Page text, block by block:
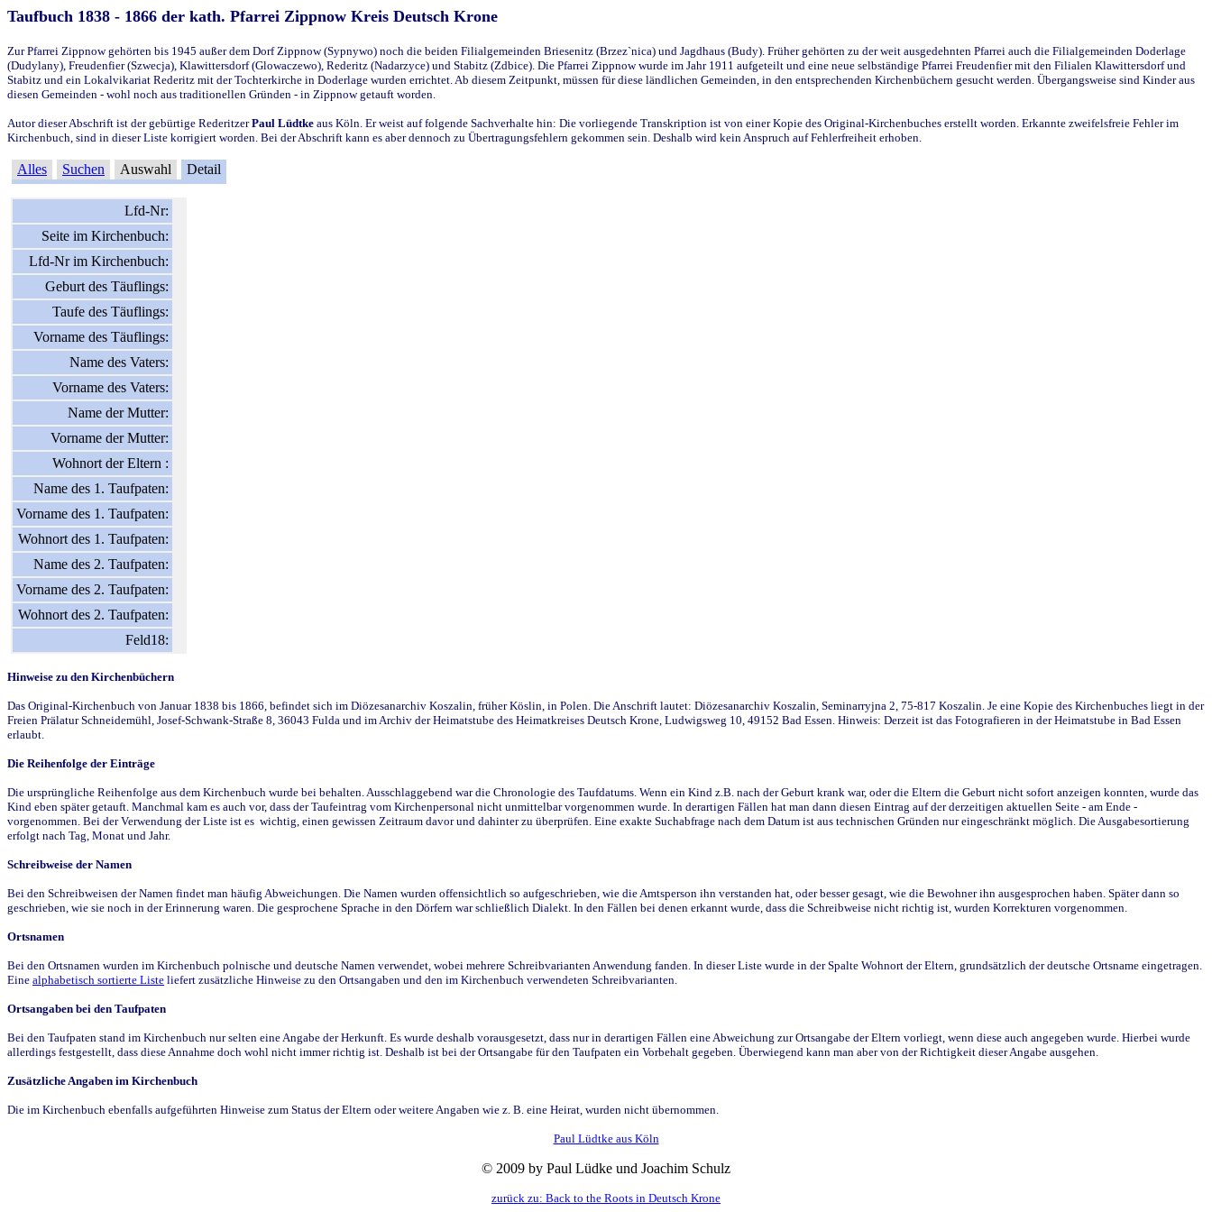
Taufbuch 1838 - 1866 der kath. Pfarrei Zippnow Kreis Deutsch Krone
Zur Pfarrei Zippnow gehörten bis 1945 außer dem Dorf Zippnow (Sypnywo) noch die beiden Filialgemeinden Briesenitz (Brzez`nica) und Jagdhaus (Budy). Früher gehörten zu der weit ausgedehnten Pfarrei auch die Filialgemeinden Doderlage
(Dudylany), Freudenfier (Szwecja), Klawittersdorf (Glowaczewo), Rederitz (Nadarzyce) und Stabitz (Zdbice). Die Pfarrei Zippnow wurde im Jahr 1911 aufgeteilt und eine neue selbständige Pfarrei Freudenfier mit den Filialen Klawittersdorf und
Stabitz und ein Lokalvikariat Rederitz mit der Tochterkirche in Doderlage wurden errichtet. Ab diesem Zeitpunkt, müssen für diese ländlichen Gemeinden, in den entsprechenden Kirchenbüchern gesucht werden. Übergangsweise sind Kinder aus
diesen Gemeinden - wohl noch aus traditionellen Gründen - in Zippnow getauft worden.
Autor dieser Abschrift ist der gebürtige RederitzerPaul Lüdtke aus Köln. Er weist auf folgende Sachverhalte hin: Die vorliegende Transkription ist von einer Kopie des Original-Kirchenbuches erstellt worden. Erkannte zweifelsfreie Fehler im
Kirchenbuch, sind in dieser Liste korrigiert worden. Bei der Abschrift kann es aber dennoch zu Übertragungsfehlern gekommen sein. Deshalb wird kein Anspruch auf Fehlerfreiheit erhoben.
Alles Suchen Auswahl Detail
Lfd-Nr:
Seite im Kirchenbuch:
Lfd-Nr im Kirchenbuch:
Geburt des Täuflings:
Taufe des Täuflings:
Vorname des Täuflings:
Name des Vaters:
Vorname des Vaters:
Name der Mutter:
Vorname der Mutter:
Wohnort der Eltern :
Name des 1. Taufpaten:
Vorname des 1. Taufpaten:
Wohnort des 1. Taufpaten:
Name des 2. Taufpaten:
Vorname des 2. Taufpaten:
Wohnort des 2. Taufpaten:
Feld18:
Hinweise zu den Kirchenbüchern
Das Original-Kirchenbuch von Januar 1838 bis 1866, befindet sich im Diözesanarchiv Koszalin, früher Köslin, in Polen. Die Anschrift lautet: Diözesanarchiv Koszalin, Seminarryjna 2, 75-817 Koszalin. Je eine Kopie des Kirchenbuches liegt in der
Freien Prälatur Schneidemühl, Josef-Schwank-Straße 8, 36043 Fulda und im Archiv der Heimatstube des Heimatkreises Deutsch Krone, Ludwigsweg 10, 49152 Bad Essen. Hinweis: Derzeit ist das Fotografieren in der Heimatstube in Bad Essen
erlaubt.
Die Reihenfolge der Einträge
Die ursprüngliche Reihenfolge aus dem Kirchenbuch wurde bei behalten. Ausschlaggebend war die Chronologie des Taufdatums. Wenn ein Kind z.B. nach der Geburt krank war, oder die Eltern die Geburt nicht sofort anzeigen konnten, wurde das
Kind eben später getauft. Manchmal kam es auch vor, dass der Taufeintrag vom Kirchenpersonal nicht unmittelbar vorgenommen wurde. In derartigen Fällen hat man dann diesen Eintrag auf der derzeitigen aktuellen Seite - am Ende -
vorgenommen. Bei der Verwendung der Liste ist es wichtig, einen gewissen Zeitraum davor und dahinter zu überprüfen. Eine exakte Suchabfrage nach dem Datum ist aus technischen Gründen nur eingeschränkt möglich. Die Ausgabesortierung
erfolgt nach Tag, Monat und Jahr.
Schreibweise der Namen
Bei den Schreibweisen der Namen findet man häufig Abweichungen. Die Namen wurden offensichtlich so aufgeschrieben, wie die Amtsperson ihn verstanden hat, oder besser gesagt, wie die Bewohner ihn ausgesprochen haben. Später dann so
geschrieben, wie sie noch in der Erinnerung waren. Die gesprochene Sprache in den Dörfern war schließlich Dialekt. In den Fällen bei denen erkannt wurde, dass die Schreibweise nicht richtig ist, wurden Korrekturen vorgenommen.
Ortsnamen
Bei den Ortsnamen wurden im Kirchenbuch polnische und deutsche Namen verwendet, wobei mehrere Schreibvarianten Anwendung fanden. In dieser Liste wurde in der Spalte Wohnort der Eltern, grundsätzlich der deutsche Ortsname eingetragen.
Eine alphabetisch sortierte Liste liefert zusätzliche Hinweise zu den Ortsangaben und den im Kirchenbuch verwendeten Schreibvarianten.
Ortsangaben bei den Taufpaten
Bei den Taufpaten stand im Kirchenbuch nur selten eine Angabe der Herkunft. Es wurde deshalb vorausgesetzt, dass nur in derartigen Fällen eine Abweichung zur Ortsangabe der Eltern vorliegt, wenn diese auch angegeben wurde. Hierbei wurde
allerdings festgestellt, dass diese Annahme doch wohl nicht immer richtig ist. Deshalb ist bei der Ortsangabe für den Taufpaten ein Vorbehalt gegeben. Überwiegend kann man aber von der Richtigkeit dieser Angabe ausgehen.
Zusätzliche Angaben im Kirchenbuch
Die im Kirchenbuch ebenfalls aufgeführten Hinweise zum Status der Eltern oder weitere Angaben wie z. B. eine Heirat, wurden nicht übernommen.
Paul Lüdtke aus Köln
© 2009 by Paul Lüdke und Joachim Schulz
zurück zu: Back to the Roots in Deutsch Krone